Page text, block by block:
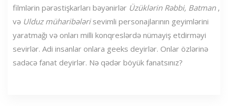
filmlərin pərəstişkarları bəyənirlər Üzüklərin Rəbbi, Batman,
və Ulduz müharibələrisevimli personajlarının geyimlərini
yaratmağı və onları milli konqreslərdə nümayiş etdirməyi
sevirlər. Adi insanlar onlara geeks deyirlər. Onlar özlərinə
sadəcə fanat deyirlər. Nə qədər böyük fanatsınız?